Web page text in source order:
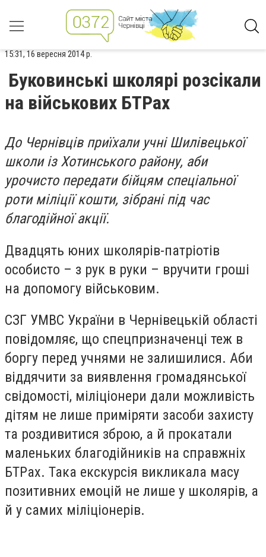
15:31, 16 вересня 2014 р.
Буковинські школярі розсікали
на військових БТРах
До Чернівців приїхали учні Шилівецької
школи із Хотинського району, аби
урочисто передати бійцям спеціальної
роти міліції кошти, зібрані під час
благодійної акції.
Двадцять юних школярів-патріотів
особисто – з рук в руки – вручити гроші
на допомогу військовим.
СЗГ УМВС України в Чернівецькій області
повідомляє, що спецпризначенці теж в
боргу перед учнями не залишилися. Аби
віддячити за виявлення громадянської
свідомості, міліціонери дали можливість
дітям не лише приміряти засоби захисту
та роздивитися зброю, а й прокатали
маленьких благодійників на справжніх
БТРах. Така екскурсія викликала масу
позитивних емоцій не лише у школярів, а
й у самих міліціонерів.